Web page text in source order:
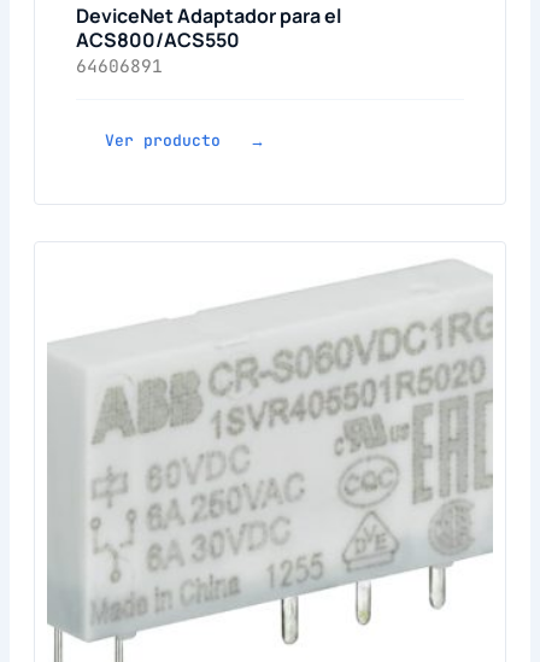
DeviceNet Adaptador para el
ACS800/ACS550
64606891
Ver producto →